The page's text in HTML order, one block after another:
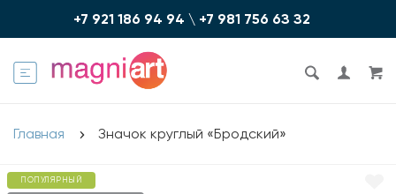
+7 921 186 94 94 \ +7 981 756 6З З2
Главная Значок круглый «Бродский»
ПОПУЛЯРНЫЙ